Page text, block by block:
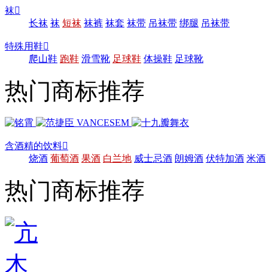
袜
长袜 袜 短袜 袜裤 袜套 袜带 吊袜带 绑腿 吊袜带
特殊用鞋
爬山鞋 跑鞋 滑雪靴 足球鞋 体操鞋 足球靴
热门商标推荐
含酒精的饮料
烧酒 葡萄酒 果酒 白兰地 威士忌酒 朗姆酒 伏特加酒 米酒
热门商标推荐